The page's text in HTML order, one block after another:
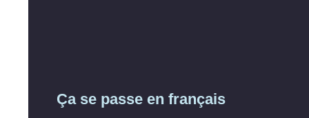
Ça se passe en français